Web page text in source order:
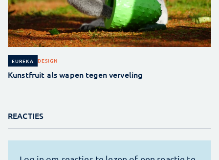
EUREKA DESIGN
Kunstfruit als wapen tegen verveling
REACTIES